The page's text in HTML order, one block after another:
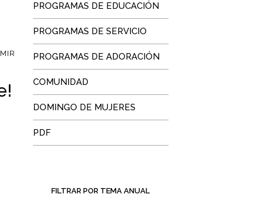
PROGRAMAS DE EDUCACIÓN
PROGRAMAS DE SERVICIO
PROGRAMAS DE ADORACIÓN
COMUNIDAD
DOMINGO DE MUJERES
PDF
FILTRAR POR TEMA ANUAL